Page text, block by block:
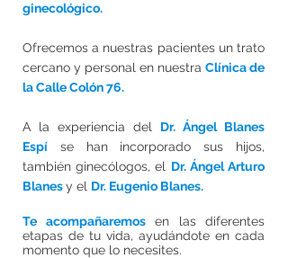
ginecológico.
Ofrecemos a nuestras pacientes un trato
cercano y personal en nuestra Clínica de
la Calle Colón 76.
A la experiencia del Dr. Ángel Blanes
Espí
se han incorporado sus hijos,
también ginecólogos, el Dr. Ángel Arturo
Blanesy el Dr. Eugenio Blanes.
Te acompañaremosen las diferentes
etapas de tu vida, ayudándote en cada
momento que lo necesites.